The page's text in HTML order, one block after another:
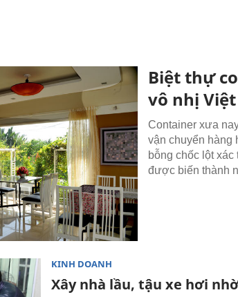
Biệt thự
vô nhị
Container xưa
vận chuyển hàng
bỗng chốc lột
được biến thành
KINH DOANH
Xây nhà lầu, tậu xe hơi